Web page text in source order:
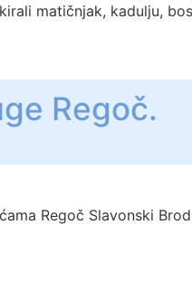
matičnjak, kadulju,
Regoč.
Regoč Slavonski